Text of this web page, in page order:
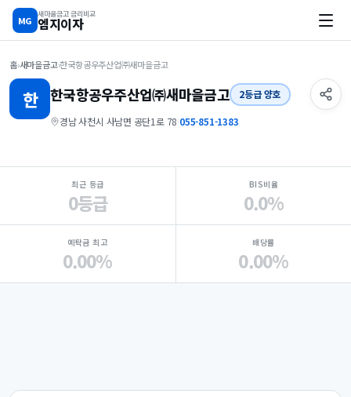
MG
새마을금고 금리비교
엠지이자
홈›새마을금고›한국항공우주산업㈜새마을금고
한 한국항공우주산업㈜새마을금고 2등급 양호
경남 사천시 사남면 공단1로 78·055-851-1383
지점 핵심 지표 요약
최근 등급
0등급
BIS비율
0.0%
예탁금 최고
0.00%
배당률
0.00%